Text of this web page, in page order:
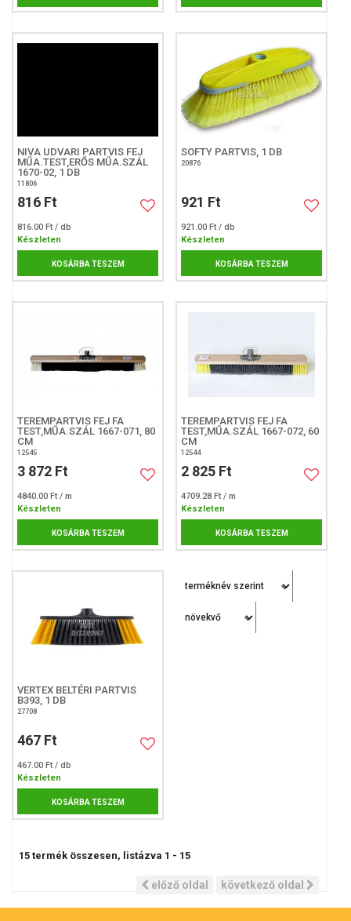
NIVA UDVARI PARTVIS FEJ
MŰA.TEST,ERŐS MŰA.SZÁL
1670-02, 1 DB
11806
816 Ft
816.00 Ft / db
Készleten
KOSÁRBA TESZEM
SOFTY PARTVIS, 1 DB
20876
921 Ft
921.00 Ft / db
Készleten
KOSÁRBA TESZEM
TEREMPARTVIS FEJ FA
TEST,MŰA.SZÁL 1667-071, 80
CM
12545
3 872 Ft
4840.00 Ft / m
Készleten
KOSÁRBA TESZEM
TEREMPARTVIS FEJ FA
TEST,MŰA.SZÁL 1667-072, 60
CM
12544
2 825 Ft
4709.28 Ft / m
Készleten
KOSÁRBA TESZEM
VERTEX BELTÉRI PARTVIS
B393, 1 DB
27708
467 Ft
467.00 Ft / db
Készleten
KOSÁRBA TESZEM
15 termék összesen, listázva 1 - 15
előző oldal következő oldal